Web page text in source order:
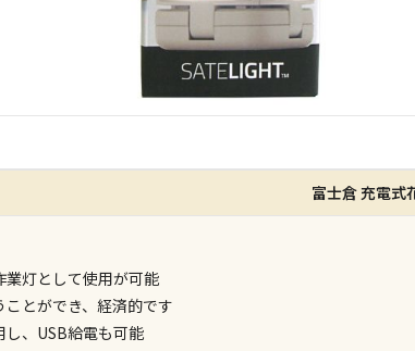
富士倉 充電式
灯として使用が可能
とができ、経済的です
、USB給電も可能